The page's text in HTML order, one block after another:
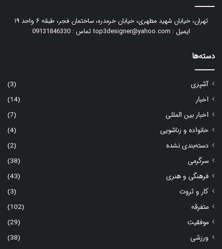
تهران، خیابان شهید مطهری، خیابان خرمدره، ساختمان فجر، طبقه ۶ واحد ۱۹
ایمیل : top3designer@yahoo.com تماس : 09131846330
دسته‌ها
آشپزی
(3)
اخبار
(14)
اخبار بین المللی
(7)
خانواده و زناشویی
(4)
دسته‌بندی نشده
(2)
سرگرمی
(38)
فرهنگی و هنری
(43)
کار و ثروت
(3)
متفرقه
(102)
موفقیت
(29)
ورزشی
(38)